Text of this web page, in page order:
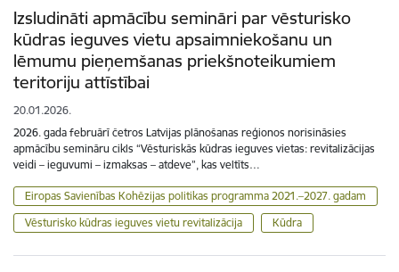
Izsludināti apmācību semināri par vēsturisko
kūdras ieguves vietu apsaimniekošanu un
lēmumu pieņemšanas priekšnoteikumiem
teritoriju attīstībai
20.01.2026.
2026. gada februārī četros Latvijas plānošanas reģionos norisināsies
apmācību semināru cikls “Vēsturiskās kūdras ieguves vietas: revitalizācijas
veidi – ieguvumi – izmaksas – atdeve”, kas veltīts…
Eiropas Savienības Kohēzijas politikas programma 2021.–2027. gadam
Vēsturisko kūdras ieguves vietu revitalizācija
Kūdra